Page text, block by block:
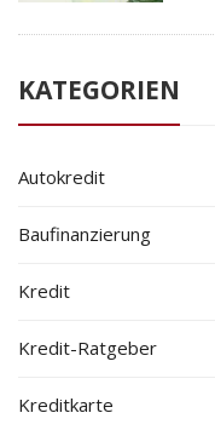
KATEGORIEN
Autokredit
Baufinanzierung
Kredit
Kredit-Ratgeber
Kreditkarte